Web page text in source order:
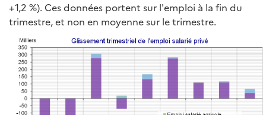
+1,2 %). Ces données portent sur l'emploi à la fin du
trimestre, et non en moyenne sur le trimestre.